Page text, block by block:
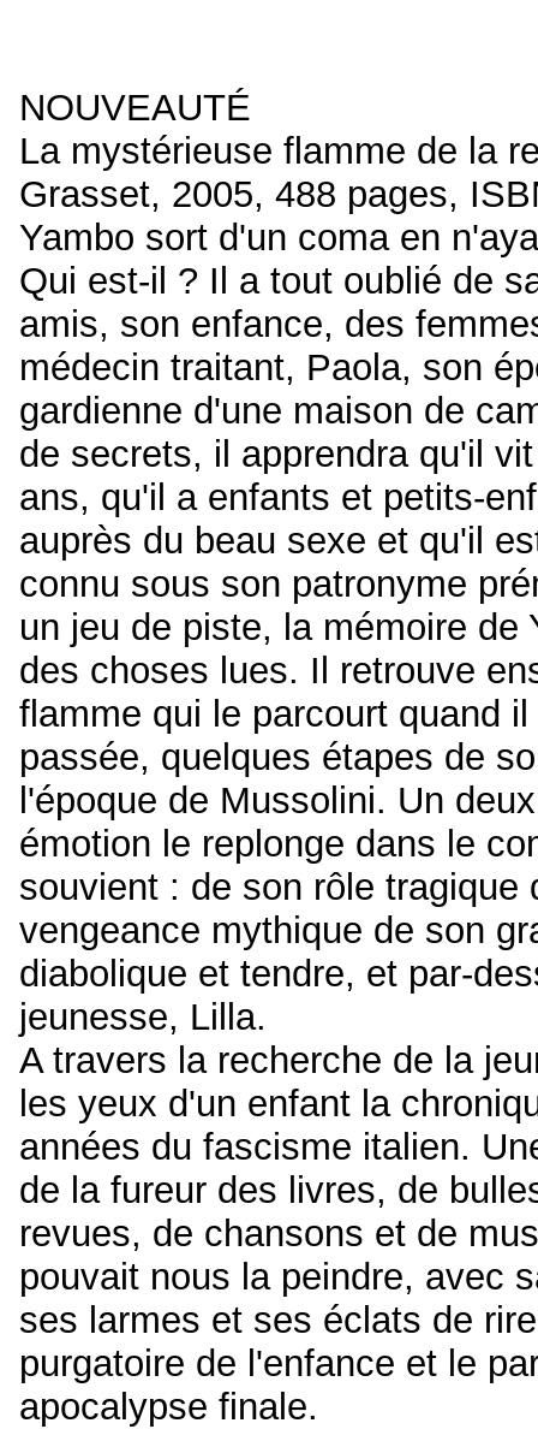
NOUVEAUTÉ
La mystérieuse flamme de la
Grasset, 2005, 488 pages,
Yambo sort d'un coma en
Qui est-il ? Il a tout oublié de
amis, son enfance, des
médecin traitant, Paola, son
gardienne d'une maison de
de secrets, il apprendra qu'il
ans, qu'il a enfants et petits-
auprès du beau sexe et qu'il
connu sous son patronyme
un jeu de piste, la mémoire de
des choses lues. Il retrouve
flamme qui le parcourt quand
passée, quelques étapes de
l'époque de Mussolini. Un
émotion le replonge dans le
souvient : de son rôle
vengeance mythique de son
diabolique et tendre, et par-
jeunesse, Lilla.
A travers la recherche de la
les yeux d'un enfant la
années du fascisme italien.
de la fureur des livres, de
revues, de chansons et de
pouvait nous la peindre, avec
ses larmes et ses éclats de
purgatoire de l'enfance et le
apocalypse finale.